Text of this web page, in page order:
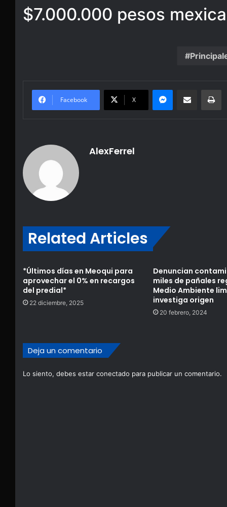
$7.000.000 pesos
Facebook X
Messenger
Share via Email
AlexFerrel
Related Articles
*Últimos días en Meoqui para
aprovechar el 0% en recargos
del predial*
22 diciembre, 2025
Denuncian
miles de pañales
Medio Ambiente
investiga origen
20 febrero, 2024
Deja un comentario
Lo siento, debes estar conectado para publicar un comentario.